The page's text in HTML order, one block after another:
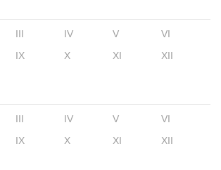
III IV V
VI
IX X XI XII
III IV V
VI
IX X XI XII